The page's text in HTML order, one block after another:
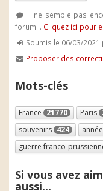
Il ne semble pas
forum... Cliquez ici pour
Soumis le 06/03/2021
Proposer des
Mots-clés
France 21770 Paris
souvenirs 424
guerre franco-
Si vous avez
aussi...